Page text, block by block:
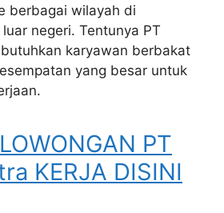
berbagai wilayah di
negeri. Tentunya PT
karyawan berbakat
yang besar untuk
PT
KERJA DISINI